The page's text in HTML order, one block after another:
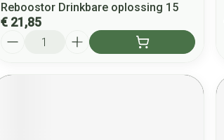
Reboostor Drinkbare oplossing 15
€ 21,85